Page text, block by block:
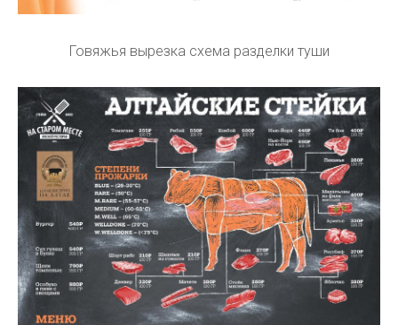
Говяжья вырезка схема разделки туши